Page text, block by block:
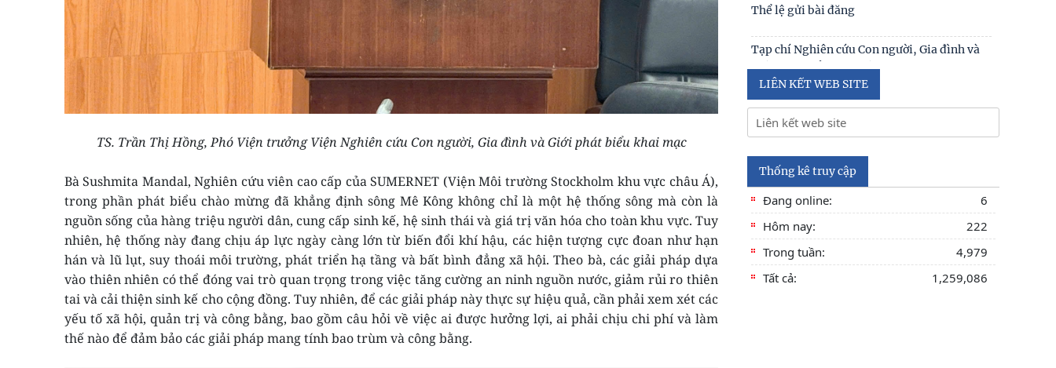
TS. Trần Thị Hồng, Phó Viện trưởng Viện Nghiên cứu Con người, Gia đình và Giới phát biểu khai mạc
Bà Sushmita Mandal, Nghiên cứu viên cao cấp của SUMERNET (Viện Môi trường Stockholm khu vực châu Á),
trong phần phát biểu chào mừng đã khẳng định sông Mê Kông không chỉ là một hệ thống sông mà còn là
nguồn sống của hàng triệu người dân, cung cấp sinh kế, hệ sinh thái và giá trị văn hóa cho toàn khu vực. Tuy
nhiên, hệ thống này đang chịu áp lực ngày càng lớn từ biến đổi khí hậu, các hiện tượng cực đoan như hạn
hán và lũ lụt, suy thoái môi trường, phát triển hạ tầng và bất bình đẳng xã hội. Theo bà, các giải pháp dựa
vào thiên nhiên có thể đóng vai trò quan trọng trong việc tăng cường an ninh nguồn nước, giảm rủi ro thiên
tai và cải thiện sinh kế cho cộng đồng. Tuy nhiên, để các giải pháp này thực sự hiệu quả, cần phải xem xét các
yếu tố xã hội, quản trị và công bằng, bao gồm câu hỏi về việc ai được hưởng lợi, ai phải chịu chi phí và làm
thế nào để đảm bảo các giải pháp mang tính bao trùm và công bằng.
Thể lệ gửi bài đăng
Tạp chí Nghiên cứu Con người, Gia đình và
Giới đạt chuẩn Tạp chí khoa học Việt Nam
năm 2026
Nội hàm của quyền con người được sống
trong môi trường trong lành, bền vững (Lê
Hồng Hạnh
LIÊN KẾT WEB SITE
Thống kê truy cập
Đang online:
6
Hôm nay:
222
Trong tuần:
4,979
Tất cả:
1,259,086